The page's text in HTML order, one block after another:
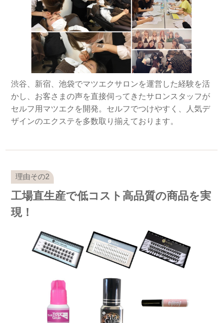
渋谷、新宿、池袋でマツエクサロンを運営した経験を活
かし、お客さまの声を直接伺ってきたサロンスタッフが
セルフ用マツエクを開発。セルフでつけやすく、人気デ
ザインのエクステを多数取り揃えております。
工場直生産で低コスト高品質の商品を実
現！